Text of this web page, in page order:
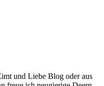
und Liebe Blog oder aus